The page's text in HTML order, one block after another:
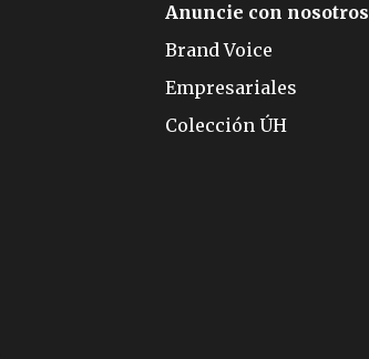
Anuncie con nosotros
Brand Voice
Empresariales
Colección ÚH